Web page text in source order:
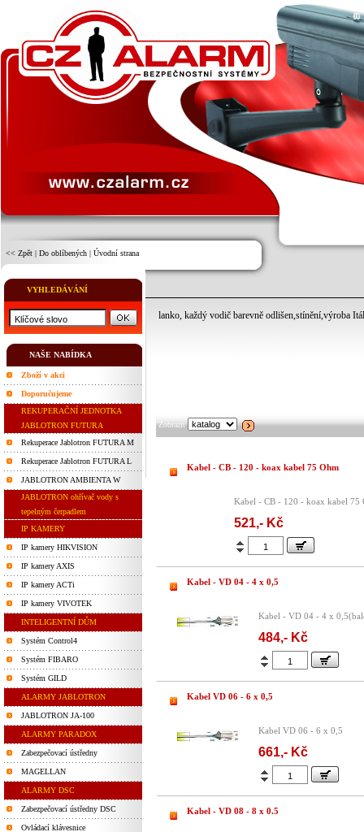
<< Zpět | Do oblíbených | Úvodní strana
VYHLEDÁVÁNÍ
NAŠE NABÍDKA
Zboží v akci
Doporučujeme
REKUPERAČNÍ JEDNOTKA
JABLOTRON FUTURA
Rekuperace Jablotron FUTURA M
Rekuperace Jablotron FUTURA L
JABLOTRON AMBIENTA W
JABLOTRON ohřívač vody s
tepelným čerpadlem
IP KAMERY
IP kamery HIKVISION
IP kamery AXIS
IP kamery ACTi
IP kamery VIVOTEK
INTELIGENTNÍ DŮM
Systém Control4
Systém FIBARO
Systém GILD
ALARMY JABLOTRON
JABLOTRON JA-100
ALARMY PARADOX
Zabezpečovací ústředny
MAGELLAN
ALARMY DSC
Zabezpečovací ústředny DSC
Ovládací klávesnice
lanko, každý vodič barevně odlišen,stínění,výroba
Zobrazit
Kabel - CB - 120 - koax kabel 75 Ohm
Kabel - CB - 120 - koax kabel 75
521,- Kč
Kabel - VD 04 - 4 x 0,5
Kabel - VD 04 - 4 x
484,- Kč
Kabel VD 06 - 6 x 0,5
Kabel VD 06 - 6 x 0,5
661,- Kč
Kabel - VD 08 - 8 x 0.5